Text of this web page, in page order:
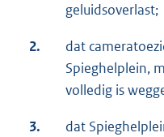
geluidsoverlast;
2.
dat
Spieghelplein,
volledig is
3.
dat